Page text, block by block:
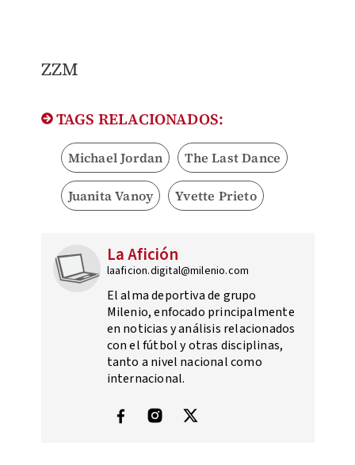
ZZM
TAGS RELACIONADOS:
Michael Jordan The Last Dance
Juanita Vanoy Yvette Prieto
La Afición
laaficion.digital@milenio.com
El alma deportiva de grupo
Milenio, enfocado principalmente
en noticias y análisis relacionados
con el fútbol y otras disciplinas,
tanto a nivel nacional como
internacional.